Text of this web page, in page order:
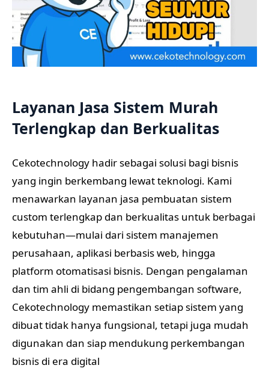
Layanan Jasa Sistem Murah
Terlengkap dan Berkualitas
Cekotechnology hadir sebagai solusi bagi bisnis
yang ingin berkembang lewat teknologi. Kami
menawarkan layanan jasa pembuatan sistem
custom terlengkap dan berkualitas untuk berbagai
kebutuhan—mulai dari sistem manajemen
perusahaan, aplikasi berbasis web, hingga
platform otomatisasi bisnis. Dengan pengalaman
dan tim ahli di bidang pengembangan software,
Cekotechnology memastikan setiap sistem yang
dibuat tidak hanya fungsional, tetapi juga mudah
digunakan dan siap mendukung perkembangan
bisnis di era digital